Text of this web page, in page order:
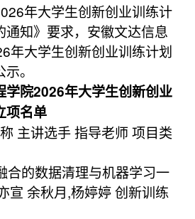
年大学生创新创业训练计
通知》要求，安徽文达信息
年大学生创新创业训练计划
。
学院2026年大学生创新创业
项名单
主讲选手 指导老师 项目类
合的数据清理与机器学习一
宣 余秋月,杨婷婷 创新训练